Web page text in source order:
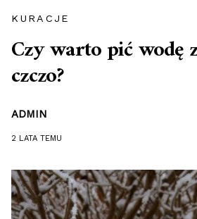
KURACJE
Czy warto pić wodę
czczo?
ADMIN
2 LATA TEMU